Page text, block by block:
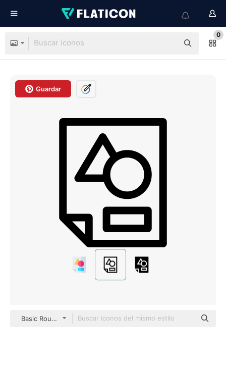
0
Guardar
Basic Rounded Lineal